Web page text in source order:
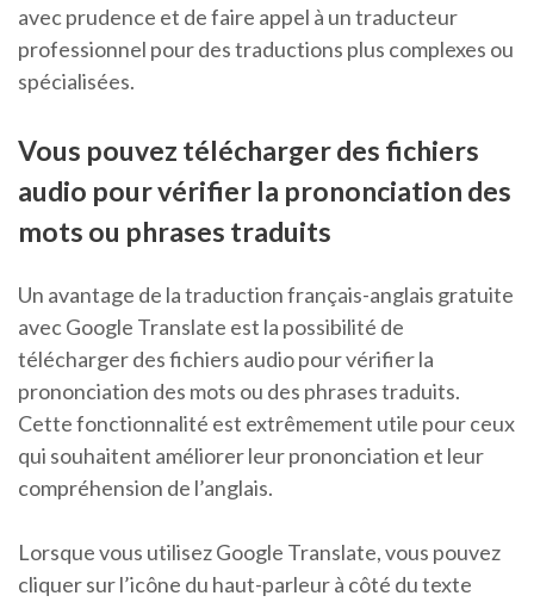
avec prudence et de faire appel à un traducteur
professionnel pour des traductions plus complexes ou
spécialisées.
Vous pouvez télécharger des fichiers
audio pour vérifier la prononciation des
mots ou phrases traduits
Un avantage de la traduction français-anglais gratuite
avec Google Translate est la possibilité de
télécharger des fichiers audio pour vérifier la
prononciation des mots ou des phrases traduits.
Cette fonctionnalité est extrêmement utile pour ceux
qui souhaitent améliorer leur prononciation et leur
compréhension de l’anglais.
Lorsque vous utilisez Google Translate, vous pouvez
cliquer sur l’icône du haut-parleur à côté du texte